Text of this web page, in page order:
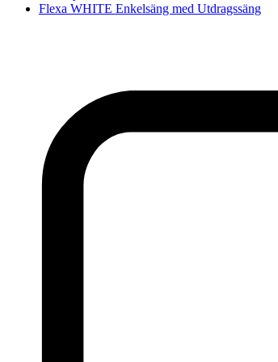
Flexa WHITE Enkelsäng med Utdragssäng